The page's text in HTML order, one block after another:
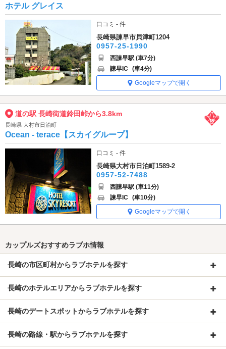
ホテル グレイス
口コミ - 件
長崎県諫早市貝津町1204
0957-25-1990
西諫早駅 (車7分)
諫早IC (車4分)
Googleマップで開く
道の駅 長崎街道鈴田峠から3.8km
長崎県 大村市日泊町
Ocean - terace【スカイグループ】
口コミ - 件
長崎県大村市日泊町1589-2
0957-52-7488
西諫早駅 (車11分)
諫早IC (車10分)
Googleマップで開く
カップルズおすすめラブホ情報
長崎の市区町村からラブホテルを探す
長崎のホテルエリアからラブホテルを探す
長崎のデートスポットからラブホテルを探す
長崎の路線・駅からラブホテルを探す